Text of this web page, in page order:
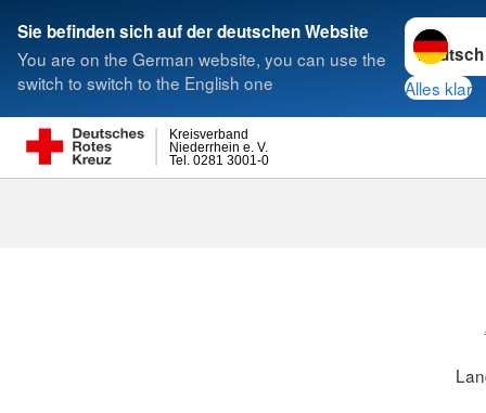
Sie befinden sich auf der deutschen Website
You are on the German website, you can use the
switch to switch to the English one
Sprache
Alles klar
Tel. 0281 3001-0
Niederrhein e. V.
Kreisverband
Suche